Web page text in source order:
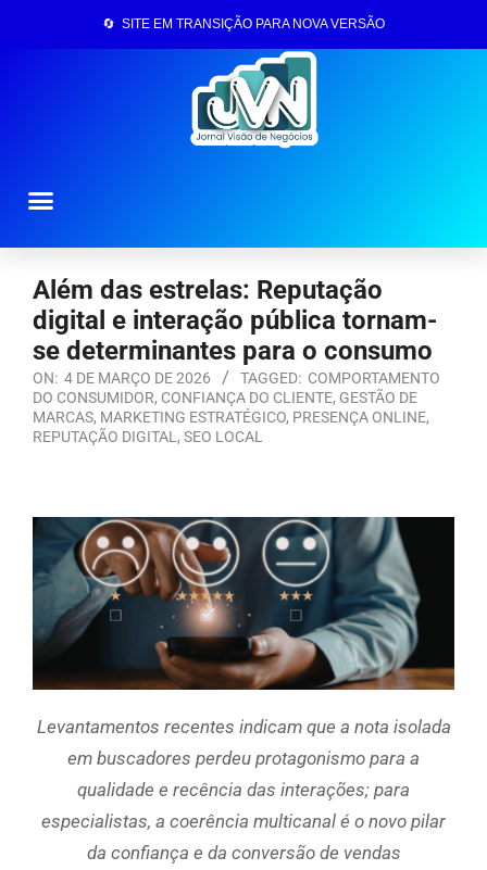
🔄 SITE EM TRANSIÇÃO PARA NOVA VERSÃO
Além das estrelas: Reputação
digital e interação pública tornam-
se determinantes para o consumo
ON: 4 DE MARÇO DE 2026 TAGGED: COMPORTAMENTO
DO CONSUMIDOR, CONFIANÇA DO CLIENTE, GESTÃO DE
MARCAS, MARKETING ESTRATÉGICO, PRESENÇA ONLINE,
REPUTAÇÃO DIGITAL , SEO LOCAL
Levantamentos recentes indicam que a nota isolada
em buscadores perdeu protagonismo para a
qualidade e recência das interações; para
especialistas, a coerência multicanal é o novo pilar
da confiança e da conversão de vendas